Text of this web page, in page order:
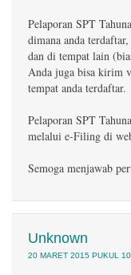
Pelaporan SPT
dimana anda
dan di tempat lain
Anda juga bisa kirim
tempat anda terdaftar.
Pelaporan SPT
melalui e-Filing di
Semoga menjawab
Unknown
20 MARET 2015 PUKUL